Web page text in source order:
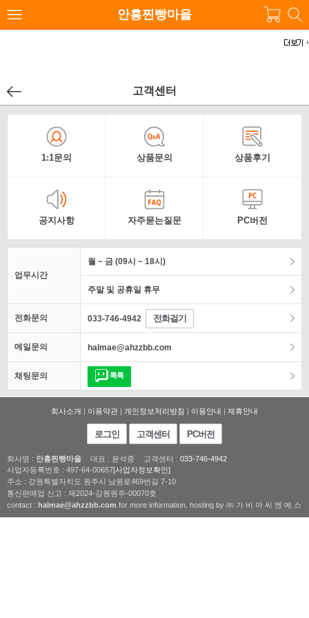
안흥찐빵마을
고객센터
1:1문의 상품문의 상품후기
공지사항 자주묻는질문 PC버전
업무시간
월 ~ 금 (09시 ~ 18시)
주말 및 공휴일 휴무
전화문의 033-746-4942 전화걸기
메일문의 halmae@ahzzbb.com
채팅문의 톡톡
회사소개 | 이용약관 | 개인정보처리방침 | 이용안내 | 제휴안내
로그인 고객센터 PC버전
회사명 : 안흥찐빵마을 대표 : 윤석중 고객센터 : 033-746-4942
사업자등록번호 : 497-64-00657[사업자정보확인]
주소 : 강원특별자치도 원주시 남원로469번길 7-10
통신판매업 신고 : 제2024-강원원주-00070호
contact : halmae@ahzzbb.com for more information. hosting by ㈜ 가 비 아 씨 엔 에 스